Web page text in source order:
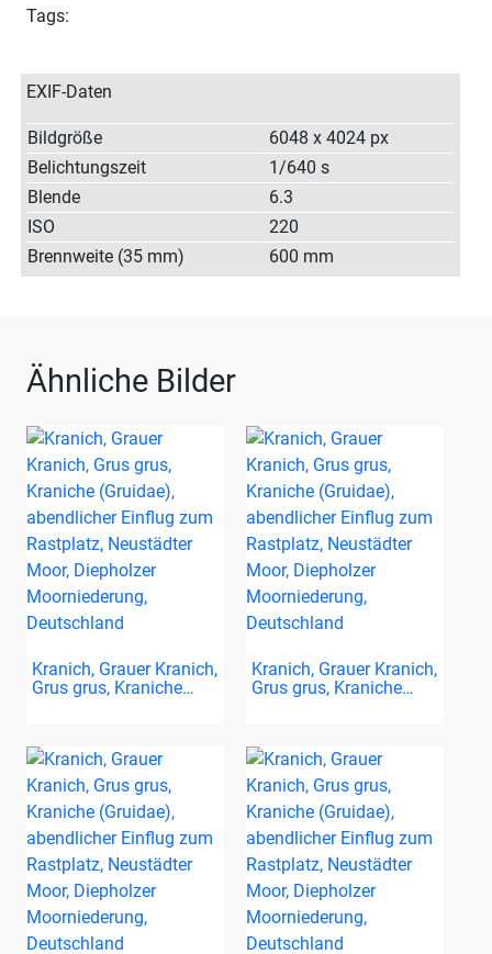
Tags:
EXIF-Daten
Bildgröße
6048 x 4024 px
Belichtungszeit
1/640 s
Blende
6.3
ISO
220
Brennweite (35 mm)
600 mm
Ähnliche Bilder
Kranich, Grauer Kranich,
Grus grus, Kraniche…
Kranich, Grauer Kranich,
Grus grus, Kraniche…